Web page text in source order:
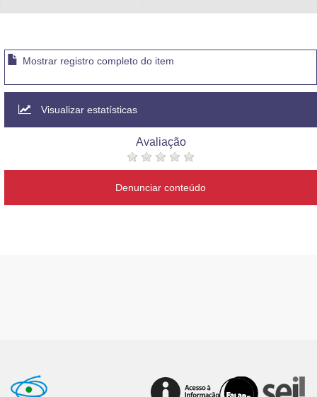
Mostrar registro completo do item
Visualizar estatísticas
Avaliação
Denunciar conteúdo